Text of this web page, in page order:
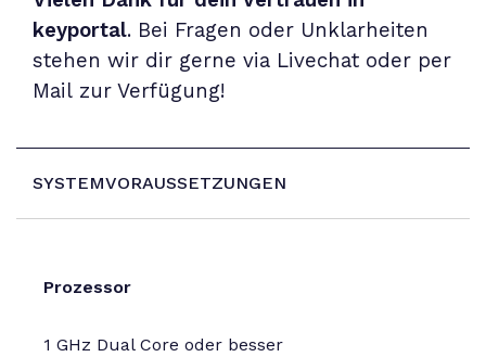
keyportal. Bei Fragen oder Unklarheiten
stehen wir dir gerne via Livechat oder per
Mail zur Verfügung!
SYSTEMVORAUSSETZUNGEN
Prozessor
1 GHz Dual Core oder besser